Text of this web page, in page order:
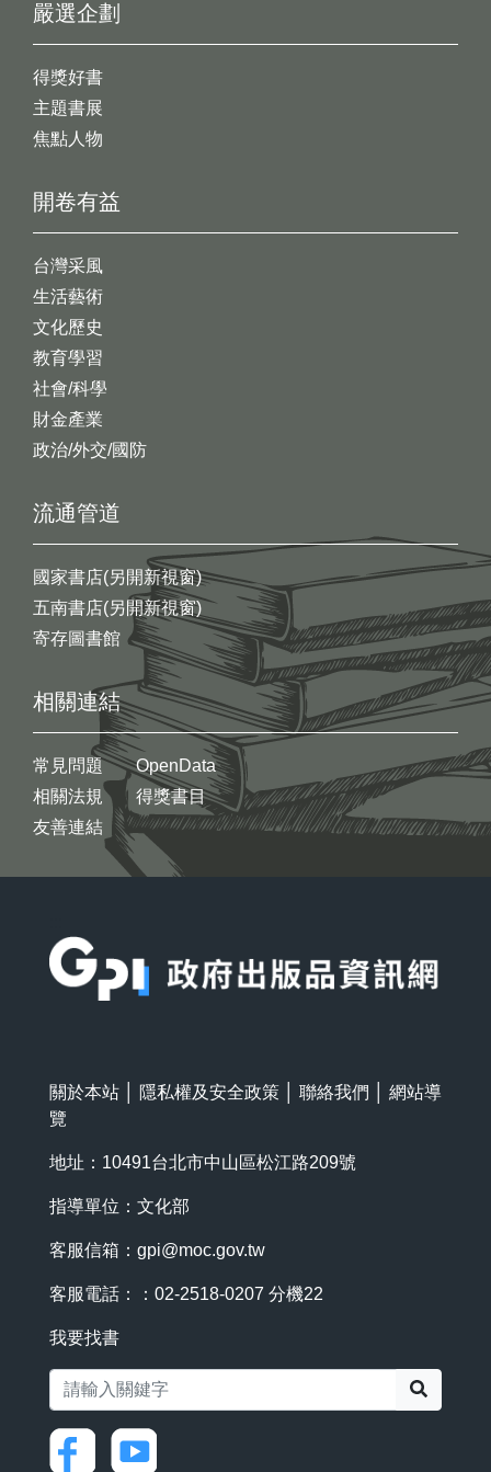
開卷有益
台灣采風
生活藝術
文化歷史
教育學習
社會/科學
財金產業
政治/外交/國防
嚴選企劃
得獎好書
主題書展
焦點人物
流通管道
國家書店(另開新視窗)
五南書店(另開新視窗)
寄存圖書館
相關連結
常見問題
相關法規
友善連結
OpenData
得獎書目
關於本站 隱私權及安全政策 聯絡我們
網站導
覽
地址：10491台北市中山區松江路209號
指導單位：文化部
客服信箱： gpi@moc.gov.tw
客服電話：：02-2518-0207 分機22
我要找書